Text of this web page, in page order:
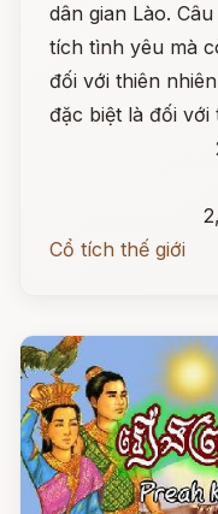
dân gian Lào.
tích tình yêu mà
đối với thiên
đặc biệt là đối với
Cổ tích thế giới